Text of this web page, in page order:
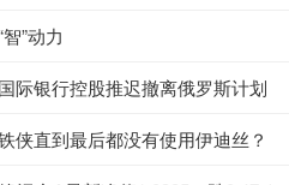
”动力
际银行控股推迟撤离俄罗斯计划
侠直到最后都没有使用伊迪丝？